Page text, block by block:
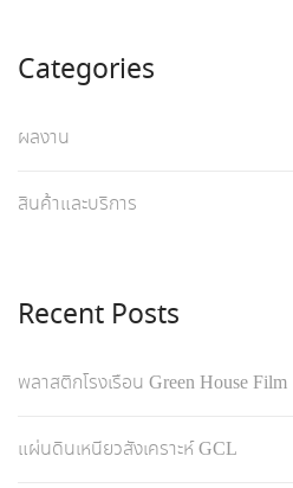
Categories
ผลงาน
สินค้าและบริการ
Recent Posts
พลาสติกโรงเรือน Green House Film
แผ่นดินเหนียวสังเคราะห์ GCL